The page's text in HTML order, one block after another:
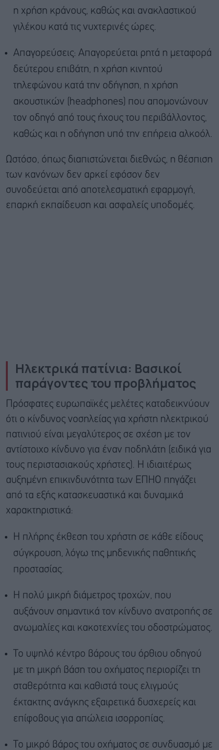
η χρήση κράνους, καθώς και ανακλαστικού
γιλέκου κατά τις νυχτερινές ώρες.
Απαγορεύσεις: Απαγορεύεται ρητά η μεταφορά
δεύτερου επιβάτη, η χρήση κινητού
τηλεφώνου κατά την οδήγηση, η χρήση
ακουστικών (headphones) που απομονώνουν
τον οδηγό από τους ήχους του περιβάλλοντος,
καθώς και η οδήγηση υπό την επήρεια αλκοόλ.
Ωστόσο, όπως διαπιστώνεται διεθνώς, η θέσπιση
των κανόνων δεν αρκεί εφόσον δεν
συνοδεύεται από αποτελεσματική εφαρμογή,
επαρκή εκπαίδευση και ασφαλείς υποδομές.
Ηλεκτρικά πατίνια: Βασικοί
παράγοντες του προβλήματος
Πρόσφατες ευρωπαϊκές μελέτες καταδεικνύουν
ότι ο κίνδυνος νοσηλείας για χρήστη ηλεκτρικού
πατινιού είναι μεγαλύτερος σε σχέση με τον
αντίστοιχο κίνδυνο για έναν ποδηλάτη (ειδικά για
τους περιστασιακούς χρήστες). Η ιδιαιτέρως
αυξημένη επικινδυνότητα των ΕΠΗΟ πηγάζει
από τα εξής κατασκευαστικά και δυναμικά
χαρακτηριστικά:
Η πλήρης έκθεση του χρήστη σε κάθε είδους
σύγκρουση, λόγω της μηδενικής παθητικής
προστασίας.
Η πολύ μικρή διάμετρος τροχών, που
αυξάνουν σημαντικά τον κίνδυνο ανατροπής σε
ανωμαλίες και κακοτεχνίες του οδοστρώματος.
Το υψηλό κέντρο βάρους του όρθιου οδηγού
με τη μικρή βάση του οχήματος περιορίζει τη
σταθερότητα και καθιστά τους ελιγμούς
έκτακτης ανάγκης εξαιρετικά δυσχερείς και
επίφοβους για απώλεια ισορροπίας.
Το μικρό βάρος του οχήματος σε συνδυασμό με